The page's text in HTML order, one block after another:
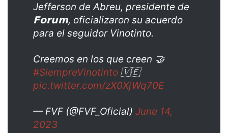
Jefferson de Abreu, presidente de
𝗙𝗼𝗿𝘂𝗺, oficializaron su acuerdo
para el seguidor Vinotinto.
Creemos en los que creen 🤝
#SiempreVinotinto 🇻🇪
pic.twitter.com/zX0XjWq70E
— FVF (@FVF_Oficial) June 14,
2023